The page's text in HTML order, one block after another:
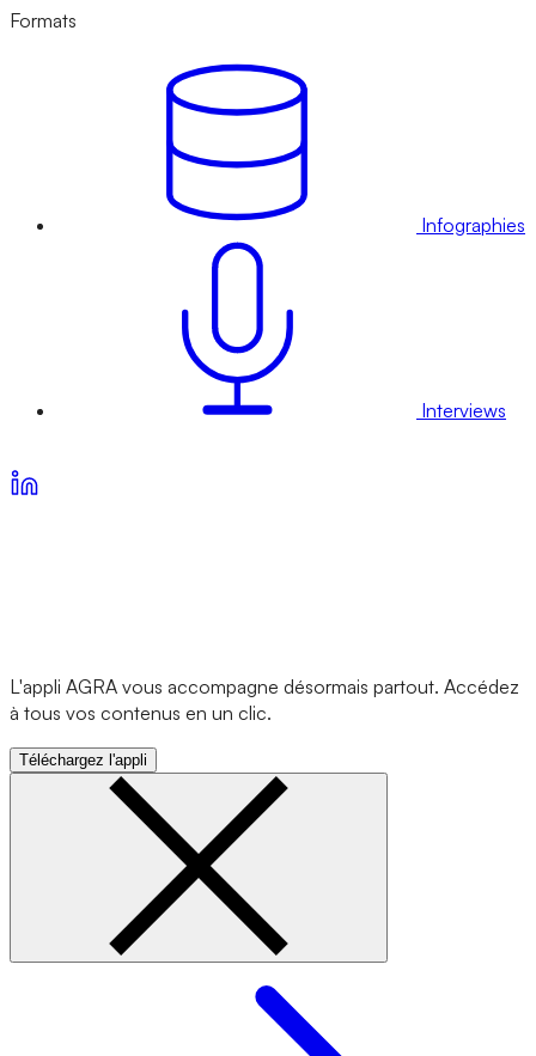
Formats
Infographies
Interviews
L'appli AGRA vous accompagne désormais partout. Accédez
à tous vos contenus en un clic.
Téléchargez l'appli